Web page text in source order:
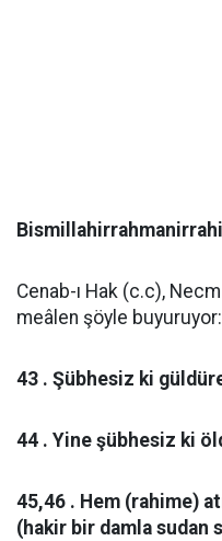
Cenab-ı Hak (c.c),
meâlen şöyle buyuruyor:
43 . Şübhesiz ki
44 . Yine şübhesiz ki
45,46 . Hem (rahime)
(hakir bir damla sudan